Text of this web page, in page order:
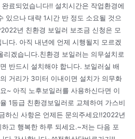
료되었습니다!! 설치시간은 작업환경에
있으나 대략 1시간 반 정도 소요될 것으
년 친환경 보일러 보조금 신청은 모
다. 아직 내년에 언제 시행될지 모르겠
리겠습니다.친환경 보일러는 의무설치로
반드시 설치해야 합니다. 보일러실 배
거리가 3미터 이내이면 설치가 의무화
~ 아직 노후보일러를 사용하신다면 이
1등급 친환경보일러로 교체하여 가스비
하신 사항은 언제든 문의주세요!!2022년
고 행복한 하루 되세요.~저는 다음 포